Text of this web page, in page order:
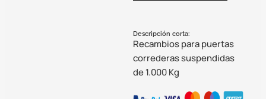
Descripción corta:
Recambios para puertas
correderas suspendidas
de 1.000 Kg